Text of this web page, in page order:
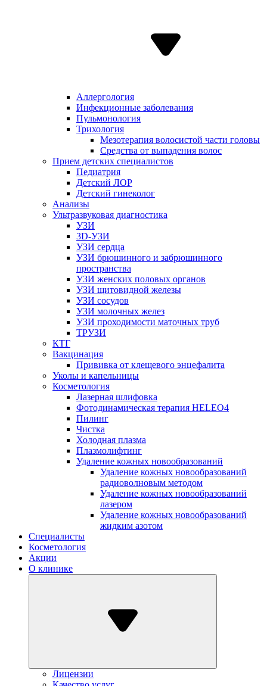
Аллергология
Инфекционные заболевания
Пульмонология
Трихология
Мезотерапия волосистой части головы
Средства от выпадения волос
Прием детских специалистов
Педиатрия
Детский ЛОР
Детский гинеколог
Анализы
Ультразвуковая диагностика
УЗИ
3D-УЗИ
УЗИ сердца
УЗИ брюшинного и забрюшинного
пространства
УЗИ женских половых органов
УЗИ щитовидной железы
УЗИ сосудов
УЗИ молочных желез
УЗИ проходимости маточных труб
ТРУЗИ
КТГ
Вакцинация
Прививка от клещевого энцефалита
Уколы и капельницы
Косметология
Лазерная шлифовка
Фотодинамическая терапия HELEO4
Пилинг
Чистка
Холодная плазма
Плазмолифтинг
Удаление кожных новообразований
Удаление кожных новообразований
радиоволновым методом
Удаление кожных новообразований
лазером
Удаление кожных новообразований
жидким азотом
Специалисты
Косметология
Акции
О клинике
Лицензии